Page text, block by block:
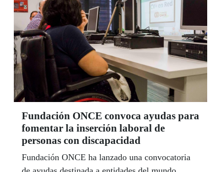
que tendrá lugar en el teatro Isabel la Católica de
Granada, el próximo 18 de octubre, se cerrará
con la actuación del bailaor y coreográfo José
Galán, premio Solidarios ONCE 2017, que
representará una pincelada de su espectáculo
'Cuerpos Posibles'.
Fundación ONCE convoca ayudas para
fomentar la inserción laboral de
personas con discapacidad
Fundación ONCE ha lanzado una convocatoria